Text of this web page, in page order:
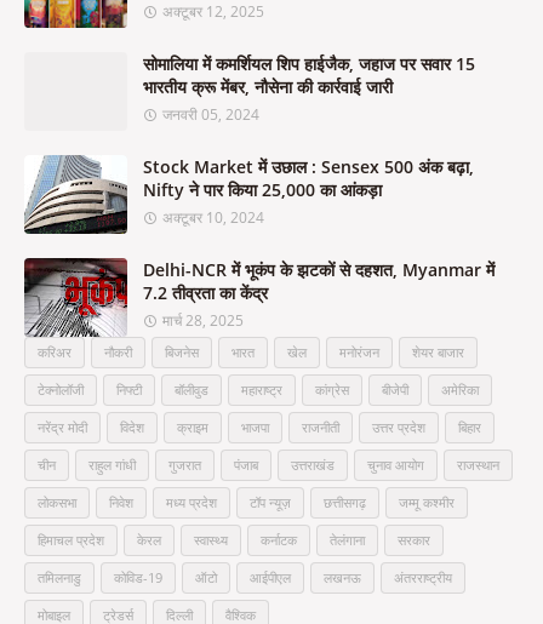
अक्टूबर 12, 2025
सोमालिया में कमर्शियल शिप हाईजैक, जहाज पर सवार 15
भारतीय क्रू मेंबर, नौसेना की कार्रवाई जारी
जनवरी 05, 2024
Stock Market में उछाल : Sensex 500 अंक बढ़ा,
Nifty ने पार किया 25,000 का आंकड़ा
अक्टूबर 10, 2024
Delhi-NCR में भूकंप के झटकों से दहशत, Myanmar में
7.2 तीव्रता का केंद्र
मार्च 28, 2025
करिअर नौकरी बिजनेस भारत खेल मनोरंजन शेयर बाजार
टेक्नोलॉजी निफ्टी बॉलीवुड महाराष्ट्र कांग्रेस बीजेपी अमेरिका
नरेंद्र मोदी विदेश क्राइम भाजपा राजनीती उत्तर प्रदेश बिहार
चीन राहुल गांधी गुजरात पंजाब उत्तराखंड चुनाव आयोग राजस्थान
लोकसभा निवेश मध्य प्रदेश टॉप न्यूज़ छत्तीसगढ़ जम्मू कश्मीर
हिमाचल प्रदेश केरल स्वास्थ्य कर्नाटक तेलंगाना सरकार
तमिलनाडु कोविड-19 ऑटो आईपीएल लखनऊ अंतरराष्ट्रीय
मोबाइल ट्रेडर्स दिल्ली वैश्विक